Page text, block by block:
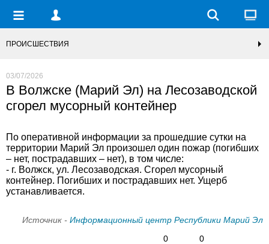
ПРОИСШЕСТВИЯ
03/07/2026
В Волжске (Марий Эл) на Лесозаводской
сгорел мусорный контейнер
По оперативной информации за прошедшие сутки на
территории Марий Эл произошел один пожар (погибших
– нет, пострадавших – нет), в том числе:
- г. Волжск, ул. Лесозаводская. Сгорел мусорный
контейнер. Погибших и пострадавших нет. Ущерб
устанавливается.
Источник - Информационный центр Республики Марий Эл
0
0